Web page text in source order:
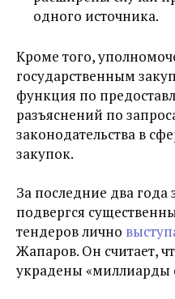
одного источника.
Кроме того,
государственным
функция по
разъяснений по
законодательства в
закупок.
За последние два года
подвергся
тендеров лично
Жапаров. Он считает,
украдены «миллиарды